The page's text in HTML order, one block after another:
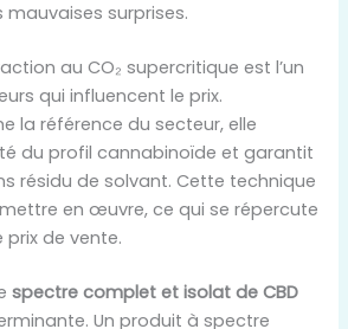
mauvaises surprises.
au CO₂ supercritique est l’un
qui influencent le prix.
la référence du secteur, elle
du profil cannabinoïde et garantit
résidu de solvant. Cette technique
en œuvre, ce qui se répercute
de vente.
spectre complet et isolat de CBD
Un produit à spectre